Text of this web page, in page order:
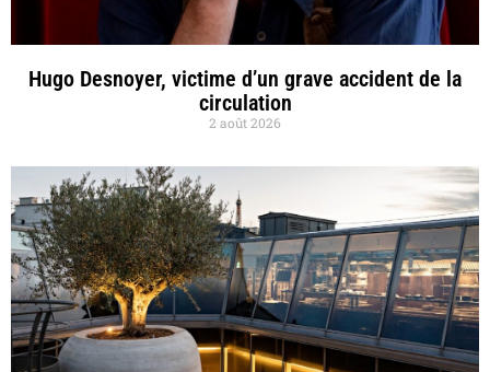
Hugo Desnoyer, victime d’un grave accident de la
circulation
2 août 2026